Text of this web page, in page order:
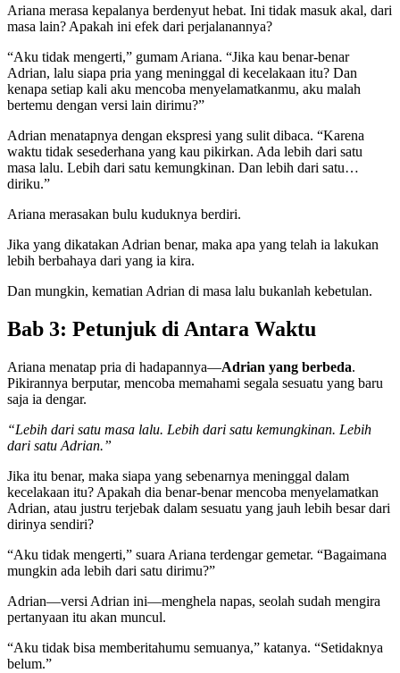
Ariana merasa kepalanya berdenyut hebat. Ini tidak masuk akal, dari
masa lain? Apakah ini efek dari perjalanannya?
“Aku tidak mengerti,” gumam Ariana. “Jika kau benar-benar
Adrian, lalu siapa pria yang meninggal di kecelakaan itu? Dan
kenapa setiap kali aku mencoba menyelamatkanmu, aku malah
bertemu dengan versi lain dirimu?”
Adrian menatapnya dengan ekspresi yang sulit dibaca. “Karena
waktu tidak sesederhana yang kau pikirkan. Ada lebih dari satu
masa lalu. Lebih dari satu kemungkinan. Dan lebih dari satu…
diriku.”
Ariana merasakan bulu kuduknya berdiri.
Jika yang dikatakan Adrian benar, maka apa yang telah ia lakukan
lebih berbahaya dari yang ia kira.
Dan mungkin, kematian Adrian di masa lalu bukanlah kebetulan.
Bab 3: Petunjuk di Antara Waktu
Ariana menatap pria di hadapannya—Adrian yang berbeda.
Pikirannya berputar, mencoba memahami segala sesuatu yang baru
saja ia dengar.
“Lebih dari satu masa lalu. Lebih dari satu kemungkinan. Lebih
dari satu Adrian.”
Jika itu benar, maka siapa yang sebenarnya meninggal dalam
kecelakaan itu? Apakah dia benar-benar mencoba menyelamatkan
Adrian, atau justru terjebak dalam sesuatu yang jauh lebih besar dari
dirinya sendiri?
“Aku tidak mengerti,” suara Ariana terdengar gemetar. “Bagaimana
mungkin ada lebih dari satu dirimu?”
Adrian—versi Adrian ini—menghela napas, seolah sudah mengira
pertanyaan itu akan muncul.
“Aku tidak bisa memberitahumu semuanya,” katanya. “Setidaknya
belum.”